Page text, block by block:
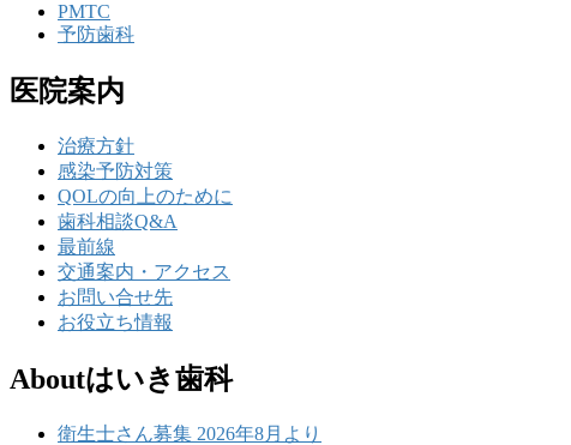
PMTC
予防歯科
医院案内
治療方針
感染予防対策
QOLの向上のために
歯科相談Q&A
最前線
交通案内・アクセス
お問い合せ先
お役立ち情報
Aboutはいき歯科
衛生士さん募集 2026年8月より